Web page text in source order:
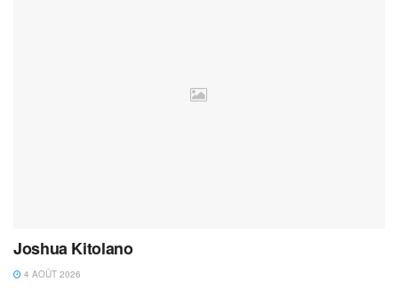
Joshua Kitolano
4 AOÛT 2026